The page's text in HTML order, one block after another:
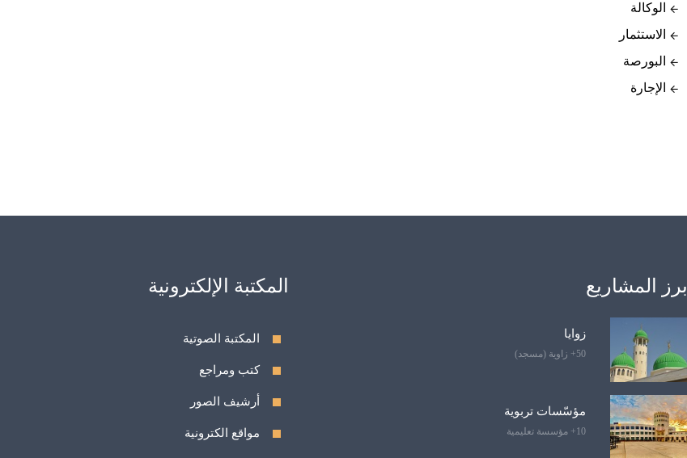
الوكالة
الاستثمار
البورصة
الإجارة
أبرز المشاريع
زوايا
50+ زاوية (مسجد)
مؤسّسات تربوية
10+ مؤسسة تعليمية
المكتبة الإلكترونية
المكتبة الصوتية
كتب ومراجع
أرشيف الصور
مواقع الكترونية